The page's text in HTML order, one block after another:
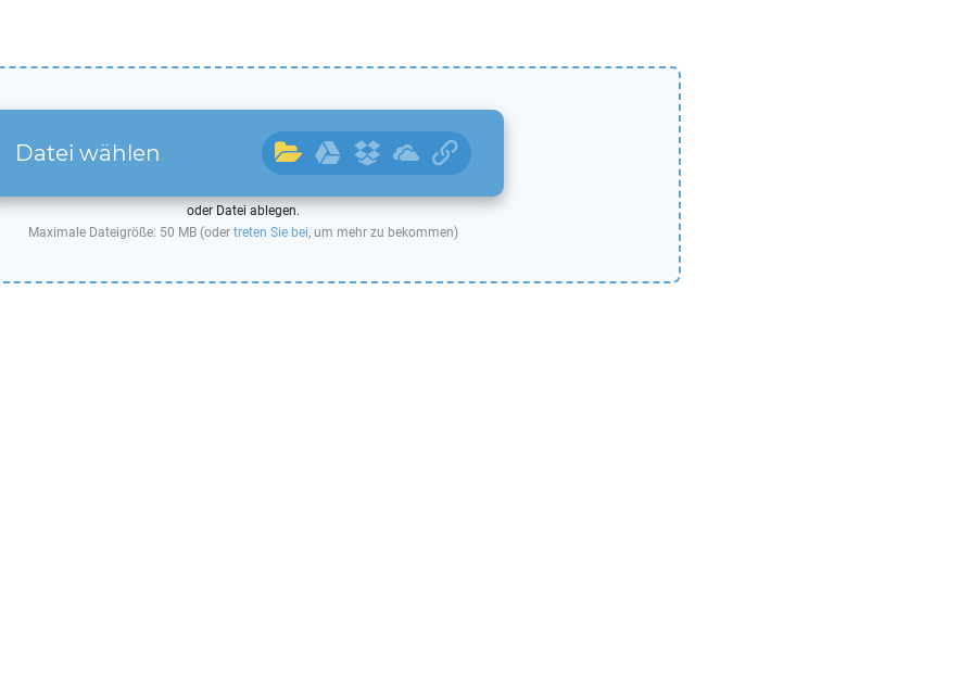
Datei wählen
oder Datei ablegen.
Maximale Dateigröße: 50 MB (oder treten Sie bei, um mehr zu bekommen)